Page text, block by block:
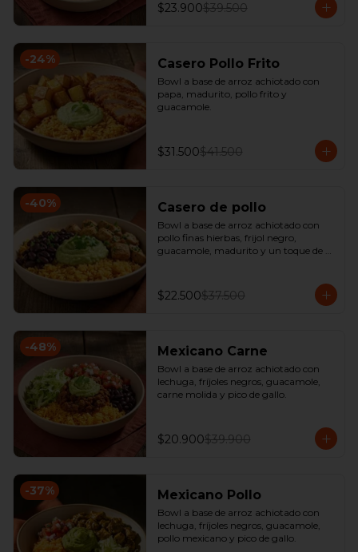
$23.900$39.500
-24% Casero Pollo Frito
Bowl a base de arroz achiotado con
papa, madurito, pollo frito y
guacamole.
$31.500$41.500
-40% Casero de pollo
Bowl a base de arroz achiotado con
pollo finas hierbas, frijol negro,
guacamole, madurito y un toque de
$22.500$37.500
-48% Mexicano Carne
Bowl a base de arroz achiotado con
lechuga, fríjoles negros, guacamole,
carne molida y pico de gallo.
$20.900$39.900
-37% Mexicano Pollo
Bowl a base de arroz achiotado con
lechuga, fríjoles negros, guacamole,
pollo mexicano y pico de gallo.